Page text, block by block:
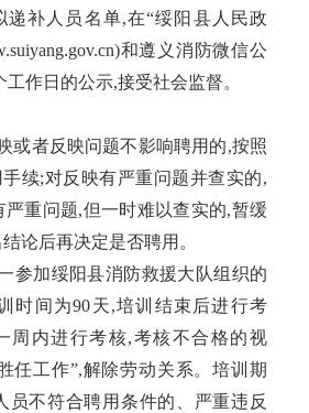
递补人员名单,在“绥阳县人民政
和遵义消防微信公
作日的公示,接受社会监督。
或者反映问题不影响聘用的,按照
续;对反映有严重问题并查实的,
严重问题,但一时难以查实的,暂缓
论后再决定是否聘用。
参加绥阳县消防救援大队组织的
时间为90天,培训结束后进行考
周内进行考核,考核不合格的视
任工作”,解除劳动关系。培训期
员不符合聘用条件的、严重违反